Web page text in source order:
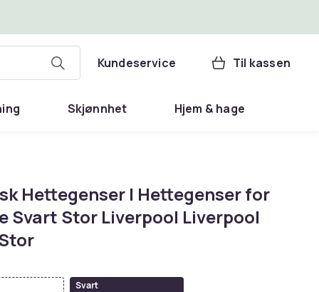
Kundeservice Til kassen
Skjønnhet Hjem & hage
Hettegenser | Hettegenser for
Svart Stor Liverpool Liverpool
Svart